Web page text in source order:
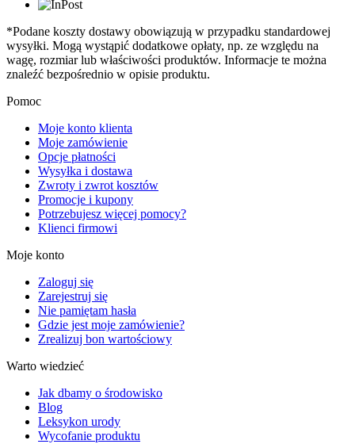
*Podane koszty dostawy obowiązują w przypadku standardowej
wysyłki. Mogą wystąpić dodatkowe opłaty, np. ze względu na
wagę, rozmiar lub właściwości produktów. Informacje te można
znaleźć bezpośrednio w opisie produktu.
Pomoc
Moje konto klienta
Moje zamówienie
Opcje płatności
Wysyłka i dostawa
Zwroty i zwrot kosztów
Promocje i kupony
Potrzebujesz więcej pomocy?
Klienci firmowi
Moje konto
Zaloguj się
Zarejestruj się
Nie pamiętam hasła
Gdzie jest moje zamówienie?
Zrealizuj bon wartościowy
Warto wiedzieć
Jak dbamy o środowisko
Blog
Leksykon urody
Wycofanie produktu